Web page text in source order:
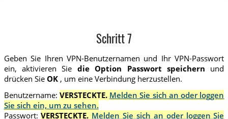
Schritt 7
Geben Sie Ihren VPN-Benutzernamen und Ihr VPN-Passwort
ein, aktivieren Sie die Option Passwort speichern und
drücken Sie OK, um eine Verbindung herzustellen.
Benutzername: VERSTECKTE. Melden Sie sich an oder loggen
Sie sich ein, um zu sehen.
Passwort:VERSTECKTE. Melden Sie sich an oder loggen Sie